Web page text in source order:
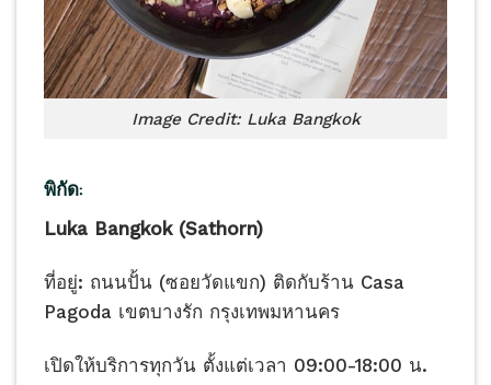
Image Credit: Luka Bangkok
พิกัด:
Luka Bangkok (Sathorn)
ที่อยู่: ถนนปั้น (ซอยวัดแขก) ติดกับร้าน Casa
Pagoda เขตบางรัก กรุงเทพมหานคร
เปิดให้บริการทุกวัน ตั้งแต่เวลา 09:00-18:00 น.